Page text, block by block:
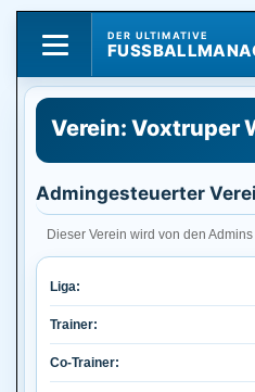
DER ULTIMATIVE
Verein: Voxtruper
Admingesteuerter
Dieser Verein wird von den
Liga:
Trainer:
Co-Trainer: